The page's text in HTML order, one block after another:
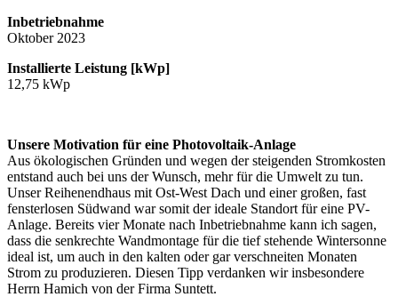
Inbetriebnahme
Oktober 2023
Installierte Leistung [kWp]
12,75 kWp
Unsere Motivation für eine Photovoltaik-Anlage
Aus ökologischen Gründen und wegen der steigenden Stromkosten
entstand auch bei uns der Wunsch, mehr für die Umwelt zu tun.
Unser Reihenendhaus mit Ost-West Dach und einer großen, fast
fensterlosen Südwand war somit der ideale Standort für eine PV-
Anlage. Bereits vier Monate nach Inbetriebnahme kann ich sagen,
dass die senkrechte Wandmontage für die tief stehende Wintersonne
ideal ist, um auch in den kalten oder gar verschneiten Monaten
Strom zu produzieren. Diesen Tipp verdanken wir insbesondere
Herrn Hamich von der Firma Suntett.